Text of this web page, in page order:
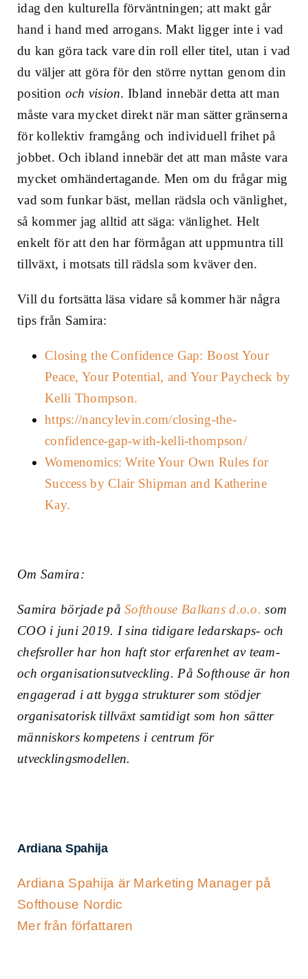
idag den kulturella förväntningen; att makt går
hand i hand med arrogans. Makt ligger inte i vad
du kan göra tack vare din roll eller titel, utan i vad
du väljer att göra för den större nyttan genom din
position och vision. Ibland innebär detta att man
måste vara mycket direkt när man sätter gränserna
för kollektiv framgång och individuell frihet på
jobbet. Och ibland innebär det att man måste vara
mycket omhändertagande. Men om du frågar mig
vad som funkar bäst, mellan rädsla och vänlighet,
så kommer jag alltid att säga: vänlighet. Helt
enkelt för att den har förmågan att uppmuntra till
tillväxt, i motsats till rädsla som kväver den.
Vill du fortsätta läsa vidare så kommer här några
tips från Samira:
Closing the Confidence Gap: Boost Your
Peace, Your Potential, and Your Paycheck by
Kelli Thompson.
https://nancylevin.com/closing-the-
confidence-gap-with-kelli-thompson/
Womenomics: Write Your Own Rules for
Success by Clair Shipman and Katherine
Kay.
Om Samira:
Samira började påSofthouse Balkans d.o.o. som
COO i juni 2019. I sina tidigare ledarskaps- och
chefsroller har hon haft stor erfarenhet av team-
och organisationsutveckling. På Softhouse är hon
engagerad i att bygga strukturer som stödjer
organisatorisk tillväxt samtidigt som hon sätter
människors kompetens i centrum för
utvecklingsmodellen.
Ardiana Spahija
Ardiana Spahija är Marketing Manager på
Softhouse Nordic
Mer från författaren